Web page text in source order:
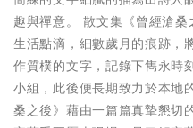
趣與禪意。 散文集《曾經滄
生活點滴，細數歲月的痕跡，
作質樸的文字，記錄下雋永時
小組，此後便長期致力於本地
桑之後》藉由一篇篇真摯懇切